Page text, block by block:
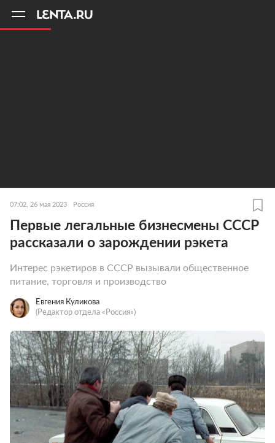
07:02, 26 мая 2023 Россия
Первые легальные бизнесмены СССР
рассказали о зарождении рэкета
Интерес рэкетиров в СССР вызывали общественное
питание, торговля и производство
Евгения Куликова
(Редактор отдела «Россия»)